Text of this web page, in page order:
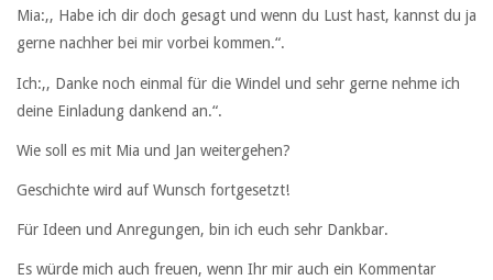
Mia:,, Habe ich dir doch gesagt und wenn du Lust hast, kannst du ja
gerne nachher bei mir vorbei kommen.“.
Ich:,, Danke noch einmal für die Windel und sehr gerne nehme ich
deine Einladung dankend an.“.
Wie soll es mit Mia und Jan weitergehen?
Geschichte wird auf Wunsch fortgesetzt!
Für Ideen und Anregungen, bin ich euch sehr Dankbar.
Es würde mich auch freuen, wenn Ihr mir auch ein Kommentar